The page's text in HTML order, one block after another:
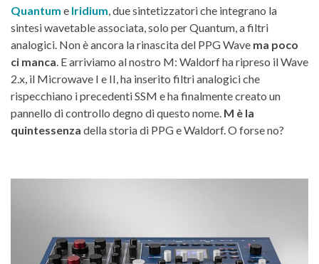
Quantum e Iridium, due sintetizzatori che integrano la
sintesi wavetable associata, solo per Quantum, a filtri
analogici. Non è ancora la rinascita del PPG Wave ma poco
ci manca. E arriviamo al nostro M: Waldorf ha ripreso il Wave
2.x, il Microwave I e II, ha inserito filtri analogici che
rispecchiano i precedenti SSM e ha finalmente creato un
pannello di controllo degno di questo nome. M è la
quintessenza della storia di PPG e Waldorf. O forse no?